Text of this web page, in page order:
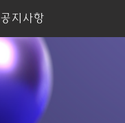
공지사항